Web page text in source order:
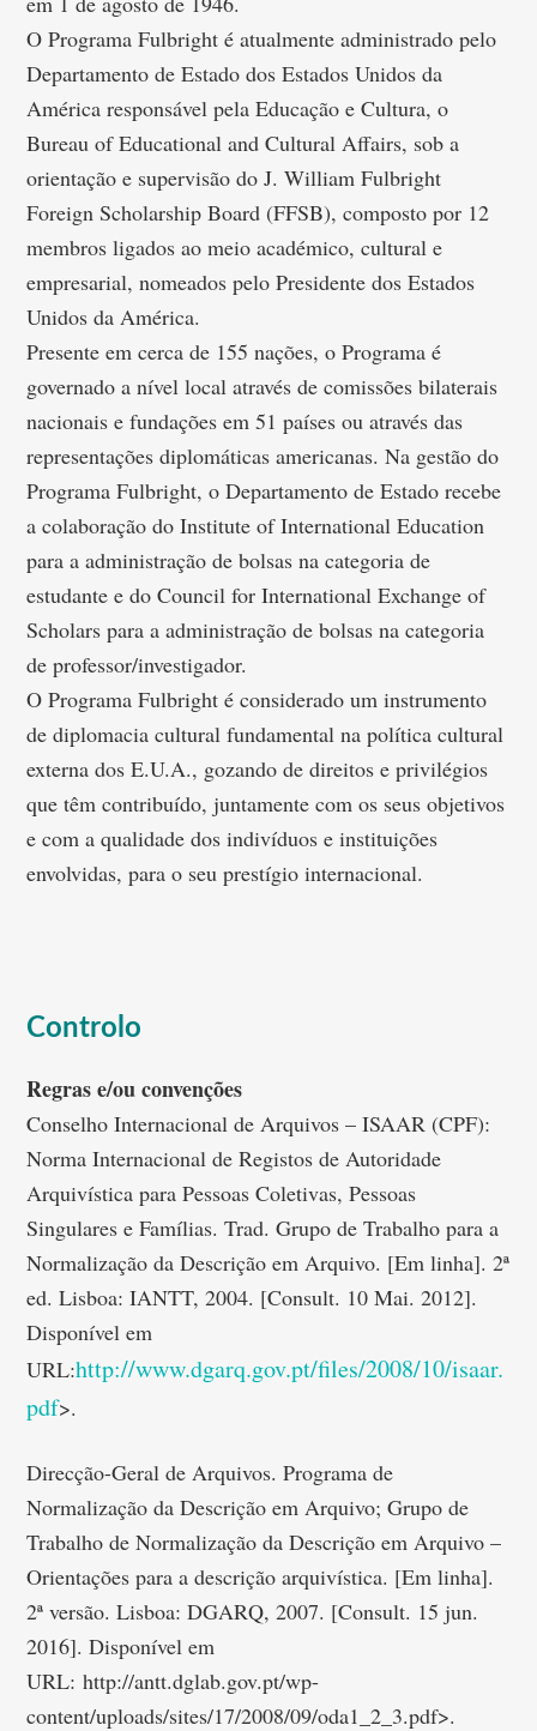
O Programa Fulbright é atualmente administrado pelo
Departamento de Estado dos Estados Unidos da
América responsável pela Educação e Cultura, o
Bureau of Educational and Cultural Affairs, sob a
orientação e supervisão do J. William Fulbright
Foreign Scholarship Board (FFSB), composto por 12
membros ligados ao meio académico, cultural e
empresarial, nomeados pelo Presidente dos Estados
Unidos da América.
Presente em cerca de 155 nações, o Programa é
governado a nível local através de comissões bilaterais
nacionais e fundações em 51 países ou através das
representações diplomáticas americanas. Na gestão do
Programa Fulbright, o Departamento de Estado recebe
a colaboração do Institute of International Education
para a administração de bolsas na categoria de
estudante e do Council for International Exchange of
Scholars para a administração de bolsas na categoria
de professor/investigador.
O Programa Fulbright é considerado um instrumento
de diplomacia cultural fundamental na política cultural
externa dos E.U.A., gozando de direitos e privilégios
que têm contribuído, juntamente com os seus objetivos
e com a qualidade dos indivíduos e instituições
envolvidas, para o seu prestígio internacional.
Controlo
Regras e/ou convenções
Conselho Internacional de Arquivos – ISAAR (CPF):
Norma Internacional de Registos de Autoridade
Arquivística para Pessoas Coletivas, Pessoas
Singulares e Famílias. Trad. Grupo de Trabalho para a
Normalização da Descrição em Arquivo. [Em linha]. 2ª
ed. Lisboa: IANTT, 2004. [Consult. 10 Mai. 2012].
Disponível em
URL:http://www.dgarq.gov.pt/files/2008/10/isaar.
pdf>.
Direcção-Geral de Arquivos. Programa de
Normalização da Descrição em Arquivo; Grupo de
Trabalho de Normalização da Descrição em Arquivo –
Orientações para a descrição arquivística. [Em linha].
2ª versão. Lisboa: DGARQ, 2007. [Consult. 15 jun.
2016]. Disponível em
URL: http://antt.dglab.gov.pt/wp-
content/uploads/sites/17/2008/09/oda1_2_3.pdf>.